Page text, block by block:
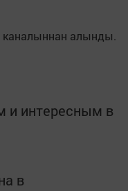
каналыннан алынды.
и интересным в
в